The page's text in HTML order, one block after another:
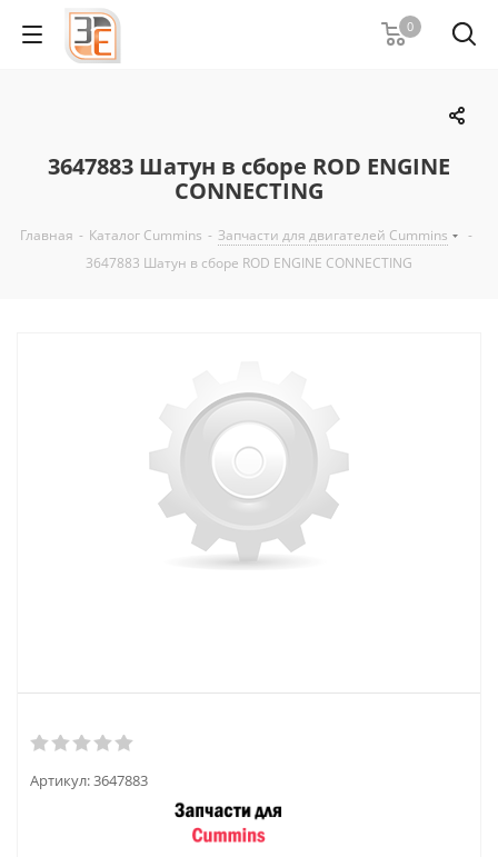
0
3647883 Шатун в сборе ROD ENGINE
CONNECTING
Главная - Каталог Cummins - Запчасти для двигателей Cummins
-
3647883 Шатун в сборе ROD ENGINE CONNECTING
Артикул:3647883